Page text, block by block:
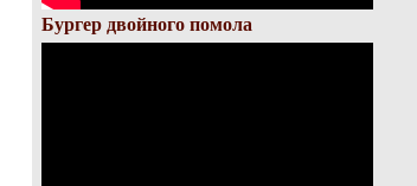
Бургер двойного помола